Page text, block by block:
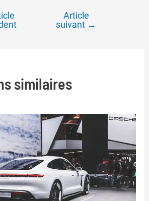
Article
suivant →
similaires